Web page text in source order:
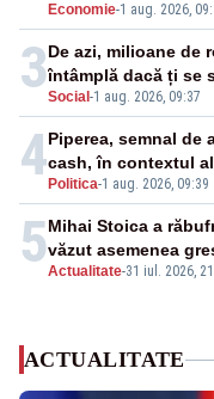
Economie-1 aug. 2026,
3Social -1 aug. 2026, 09:37
De azi, milioane de
întâmplă dacă ți se
4 Politica-1 aug. 2026, 09:39
Piperea, semnal de
cash, în contextul
5Actualitate-31 iul. 2026,
Mihai Stoica a
văzut asemenea
ACTUALITATE